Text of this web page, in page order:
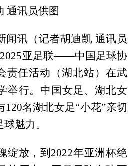
通讯员供图
闻讯（记者胡迪凯 通讯员
2025亚足联——中国足球协
责任活动（湖北站）在武
举行。中国女足、湖北女
名湖北女足“小花”亲切
魅力。
绽放，到2022年亚洲杯绝